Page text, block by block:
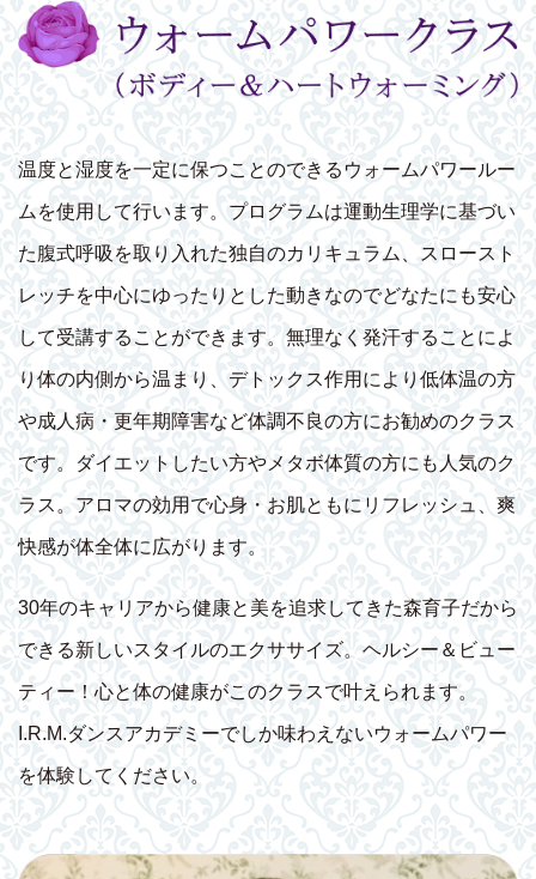
温度と湿度を一定に保つことのできるウォームパワールー
ムを使用して行います。プログラムは運動生理学に基づい
た腹式呼吸を取り入れた独自のカリキュラム、スロースト
レッチを中心にゆったりとした動きなのでどなたにも安心
して受講することができます。無理なく発汗することによ
り体の内側から温まり、デトックス作用により低体温の方
や成人病・更年期障害など体調不良の方にお勧めのクラス
です。ダイエットしたい方やメタボ体質の方にも人気のク
ラス。アロマの効用で心身・お肌ともにリフレッシュ、爽
快感が体全体に広がります。
30年のキャリアから健康と美を追求してきた森育子だから
できる新しいスタイルのエクササイズ。ヘルシー＆ビュー
ティー！心と体の健康がこのクラスで叶えられます。
I.R.M.ダンスアカデミーでしか味わえないウォームパワー
を体験してください。